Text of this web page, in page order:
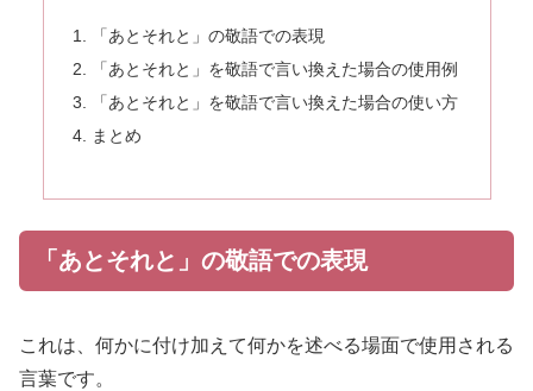
「あとそれと」の敬語での表現
「あとそれと」を敬語で言い換えた場合の使用例
「あとそれと」を敬語で言い換えた場合の使い方
まとめ
「あとそれと」の敬語での表現
これは、何かに付け加えて何かを述べる場面で使用される
言葉です。